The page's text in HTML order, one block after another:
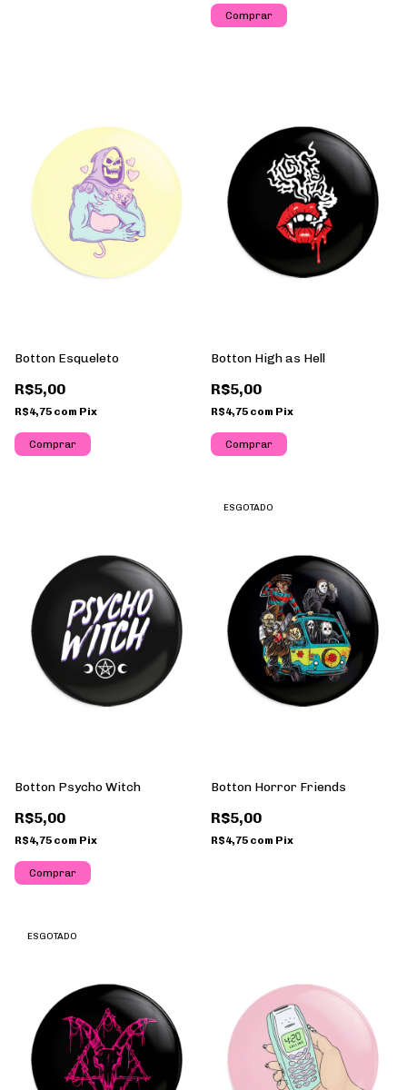
Botton Esqueleto
R$5,00
R$4,75 com Pix
Botton High as Hell
R$5,00
R$4,75 com Pix
Botton Psycho Witch
R$5,00
R$4,75 com Pix
ESGOTADO
Botton Horror Friends
R$5,00
R$4,75 com Pix
ESGOTADO